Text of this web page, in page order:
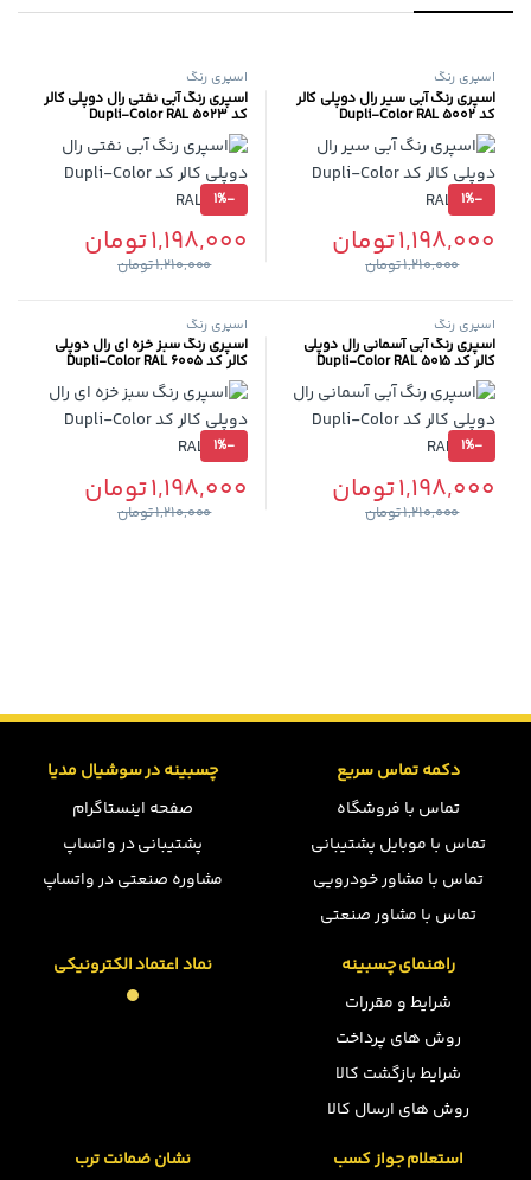
اسپری رنگ
اسپری رنگ آبی سیر رال دوپلی کالر
کد Dupli-Color RAL 5002
-
1%
1,198,000تومان
1,210,000تومان
اسپری رنگ
اسپری رنگ آبی نفتی رال دوپلی کالر
کد Dupli-Color RAL 5023
-
1%
1,198,000تومان
1,210,000تومان
اسپری رنگ
اسپری رنگ آبی آسمانی رال دوپلی
کالر کد Dupli-Color RAL 5015
-
1%
1,198,000تومان
1,210,000تومان
اسپری رنگ
اسپری رنگ سبز خزه ای رال دوپلی
کالر کد Dupli-Color RAL 6005
-
1%
1,198,000تومان
1,210,000تومان
دکمه تماس سریع
تماس با فروشگاه
تماس با موبایل پشتیبانی
تماس با مشاور خودرویی
تماس با مشاور صنعتی
چسبینه در سوشیال مدیا
صفحه اینستاگرام
پشتیبانی در واتساپ
مشاوره صنعتی در واتساپ
راهنمای چسبینه
شرایط و مقررات
روش های پرداخت
شرایط بازگشت کالا
روش های ارسال کالا
نماد اعتماد الکترونیکی
استعلام جواز کسب نشان ضمانت ترب